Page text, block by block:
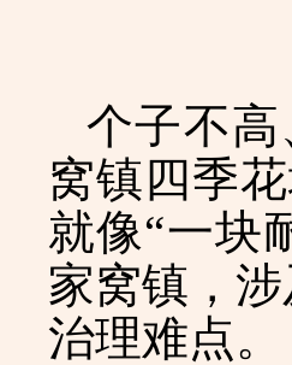
个子不
窝镇四季
就像“一块
家窝镇，
治理难点。